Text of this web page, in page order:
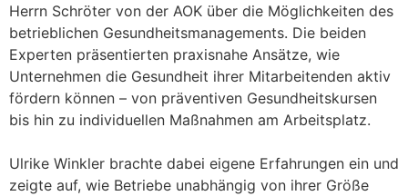
Herrn Schröter von der AOK über die Möglichkeiten des
betrieblichen Gesundheitsmanagements. Die beiden
Experten präsentierten praxisnahe Ansätze, wie
Unternehmen die Gesundheit ihrer Mitarbeitenden aktiv
fördern können – von präventiven Gesundheitskursen
bis hin zu individuellen Maßnahmen am Arbeitsplatz.
Ulrike Winkler brachte dabei eigene Erfahrungen ein und
zeigte auf, wie Betriebe unabhängig von ihrer Größe